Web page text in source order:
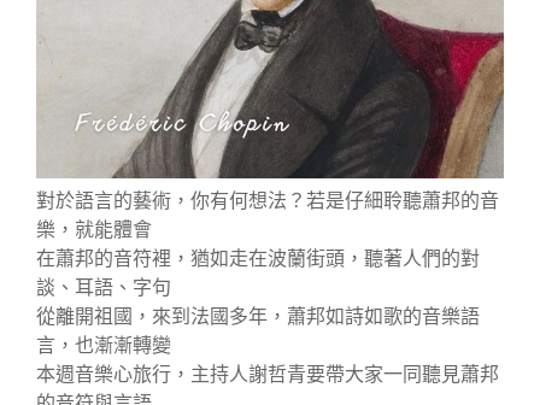
對於語言的藝術，你有何想法？若是仔細聆聽蕭邦的音
樂，就能體會
在蕭邦的音符裡，猶如走在波蘭街頭，聽著人們的對
談、耳語、字句
從離開祖國，來到法國多年，蕭邦如詩如歌的音樂語
言，也漸漸轉變
本週音樂心旅行，主持人謝哲青要帶大家一同聽見蕭邦